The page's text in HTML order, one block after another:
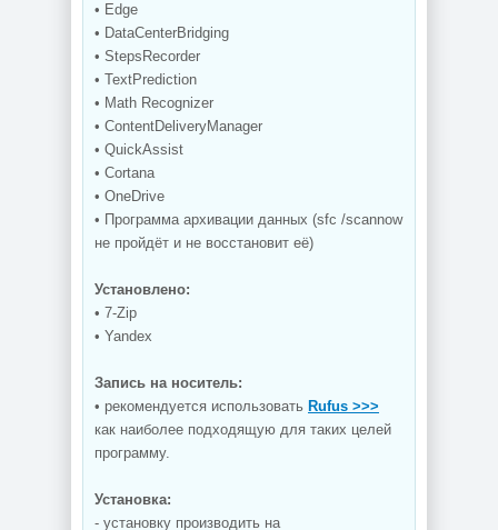
• Edge
• DataCenterBridging
• StepsRecorder
• TextPrediction
• Math Recognizer
• ContentDeliveryManager
• QuickAssist
• Cortana
• OneDrive
• Программа архивации данных (sfc /scannow
не пройдёт и не восстановит её)
Установлено:
• 7-Zip
• Yandex
Запись на носитель:
• рекомендуется использовать Rufus >>>
как наиболее подходящую для таких целей
программу.
Установка:
- установку производить на